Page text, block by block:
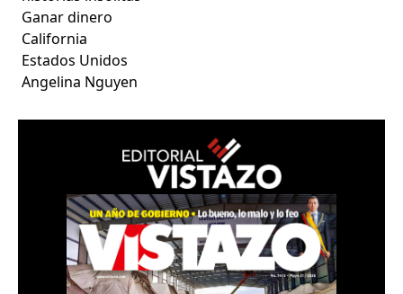
Ganar dinero
California
Estados Unidos
Angelina Nguyen